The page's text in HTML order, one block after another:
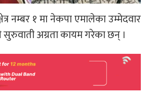
नम्बर १ मा नेकपा एमालेका उम्मेदवार
सुरुवाती अग्रता कायम गरेका छन् ।